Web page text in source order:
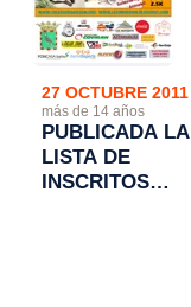
27 OCTUBRE 2011
más de 14 años
PUBLICADA LA
LISTA DE
INSCRITOS